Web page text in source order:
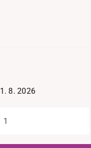
8. 2026
Ochranný